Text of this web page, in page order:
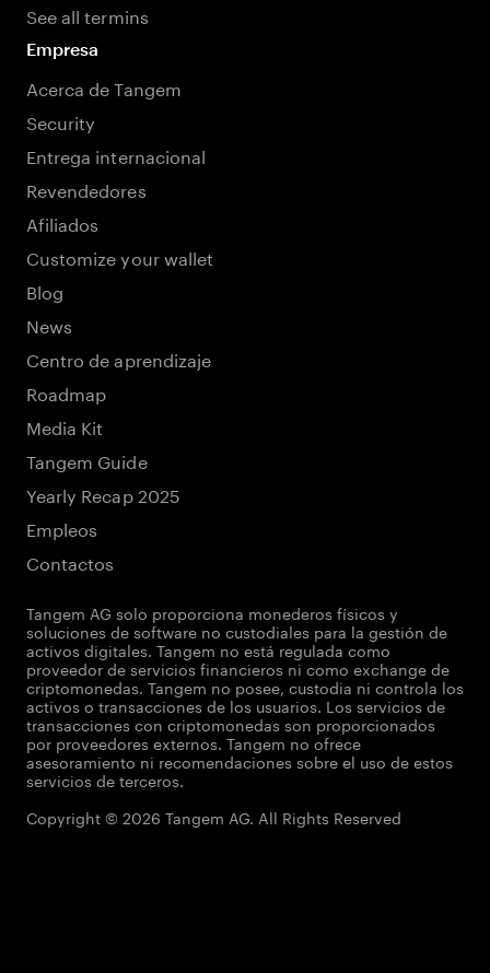
See all termins
Empresa
Acerca de Tangem
Security
Entrega internacional
Revendedores
Afiliados
Customize your wallet
Blog
News
Centro de aprendizaje
Roadmap
Media Kit
Tangem Guide
Yearly Recap 2025
Empleos
Contactos
Tangem AG solo proporciona monederos físicos y
soluciones de software no custodiales para la gestión de
activos digitales. Tangem no está regulada como
proveedor de servicios financieros ni como exchange de
criptomonedas. Tangem no posee, custodia ni controla los
activos o transacciones de los usuarios. Los servicios de
transacciones con criptomonedas son proporcionados
por proveedores externos. Tangem no ofrece
asesoramiento ni recomendaciones sobre el uso de estos
servicios de terceros.